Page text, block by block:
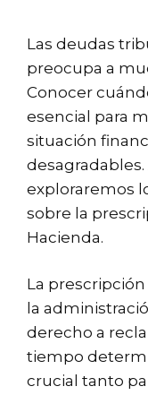
Las deudas
preocupa a
Conocer
esencial para
situación
exploraremos
sobre la
Hacienda.
La
la
derecho a
tiempo
crucial tanto